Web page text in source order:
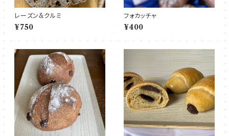
レーズン&クルミ
¥750
フォカッチャ
¥400